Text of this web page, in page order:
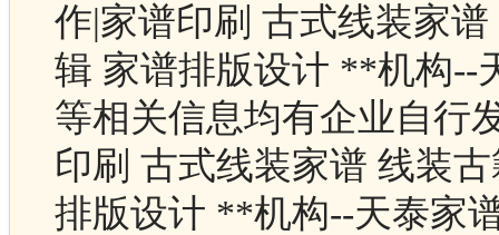
作|家谱印刷 古式线装家
辑 家谱排版设计 **机构--
等相关信息均有企业自行
印刷 古式线装家谱 线装
排版设计 **机构--天泰家